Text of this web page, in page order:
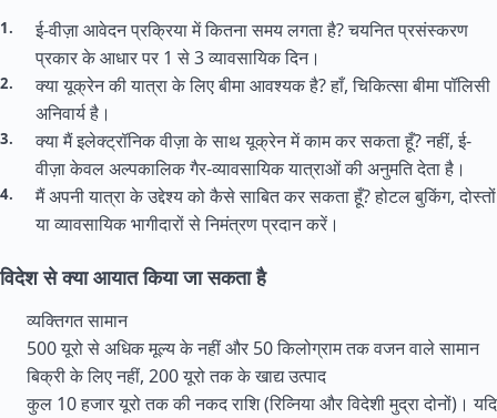
ई-वीज़ा आवेदन प्रक्रिया में कितना समय लगता है? चयनित प्रसंस्करण
प्रकार के आधार पर 1 से 3 व्यावसायिक दिन।
क्या यूक्रेन की यात्रा के लिए बीमा आवश्यक है? हाँ, चिकित्सा बीमा पॉलिसी
अनिवार्य है।
क्या मैं इलेक्ट्रॉनिक वीज़ा के साथ यूक्रेन में काम कर सकता हूँ? नहीं, ई-
वीज़ा केवल अल्पकालिक गैर-व्यावसायिक यात्राओं की अनुमति देता है।
मैं अपनी यात्रा के उद्देश्य को कैसे साबित कर सकता हूँ? होटल बुकिंग, दोस्तों
या व्यावसायिक भागीदारों से निमंत्रण प्रदान करें।
विदेश से क्या आयात किया जा सकता है
व्यक्तिगत सामान
500 यूरो से अधिक मूल्य के नहीं और 50 किलोग्राम तक वजन वाले सामान
बिक्री के लिए नहीं, 200 यूरो तक के खाद्य उत्पाद
कुल 10 हजार यूरो तक की नकद राशि (रिव्निया और विदेशी मुद्रा दोनों)। यदि